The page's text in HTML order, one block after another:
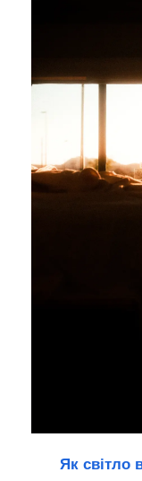
Як світло